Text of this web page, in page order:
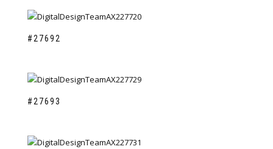
#27692
#27693